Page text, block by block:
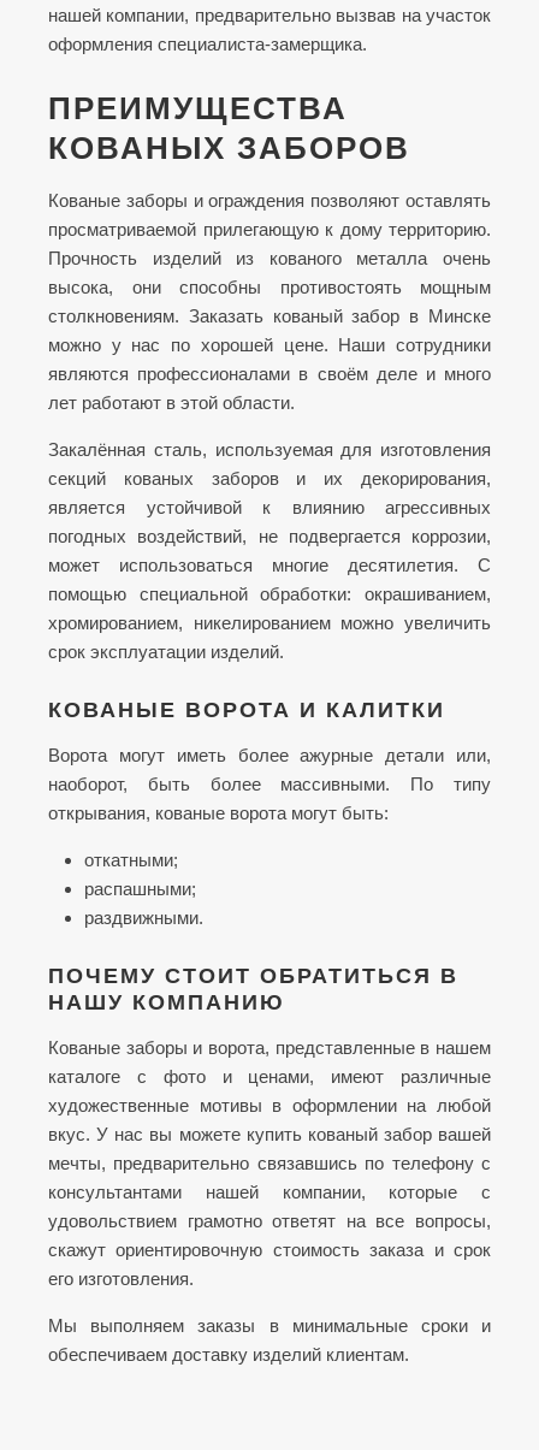
нашей компании, предварительно вызвав на участок
оформления специалиста-замерщика.
ПРЕИМУЩЕСТВА
КОВАНЫХ ЗАБОРОВ
Кованые заборы и ограждения позволяют оставлять
просматриваемой прилегающую к дому территорию.
Прочность изделий из кованого металла очень
высока, они способны противостоять мощным
столкновениям. Заказать кованый забор в Минске
можно у нас по хорошей цене. Наши сотрудники
являются профессионалами в своём деле и много
лет работают в этой области.
Закалённая сталь, используемая для изготовления
секций кованых заборов и их декорирования,
является устойчивой к влиянию агрессивных
погодных воздействий, не подвергается коррозии,
может использоваться многие десятилетия. С
помощью специальной обработки: окрашиванием,
хромированием, никелированием можно увеличить
срок эксплуатации изделий.
КОВАНЫЕ ВОРОТА И КАЛИТКИ
Ворота могут иметь более ажурные детали или,
наоборот, быть более массивными. По типу
открывания, кованые ворота могут быть:
откатными;
распашными;
раздвижными.
ПОЧЕМУ СТОИТ ОБРАТИТЬСЯ В
НАШУ КОМПАНИЮ
Кованые заборы и ворота, представленные в нашем
каталоге с фото и ценами, имеют различные
художественные мотивы в оформлении на любой
вкус. У нас вы можете купить кованый забор вашей
мечты, предварительно связавшись по телефону с
консультантами нашей компании, которые с
удовольствием грамотно ответят на все вопросы,
скажут ориентировочную стоимость заказа и срок
его изготовления.
Мы выполняем заказы в минимальные сроки и
обеспечиваем доставку изделий клиентам.